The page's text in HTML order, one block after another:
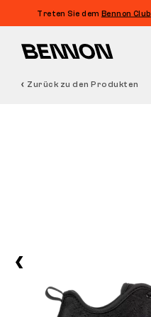
Treten Sie dem Bennon Club
Freizeitschuhe
Zurück zu den Produkten